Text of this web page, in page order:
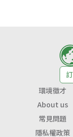
環境徵才
About us
常見問題
隱私權政策